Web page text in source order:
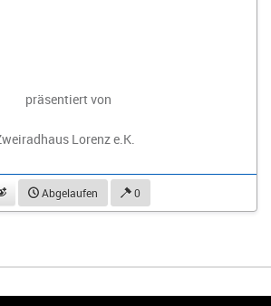
präsentiert von
Lorenz e.K.
beobachtenAbgelaufen 0